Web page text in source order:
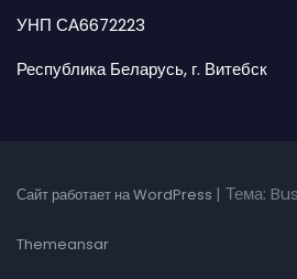
УНП СА6672223
Республика Беларусь, г. Витебск
Сайт работает на WordPress | Тема:
Themeansar